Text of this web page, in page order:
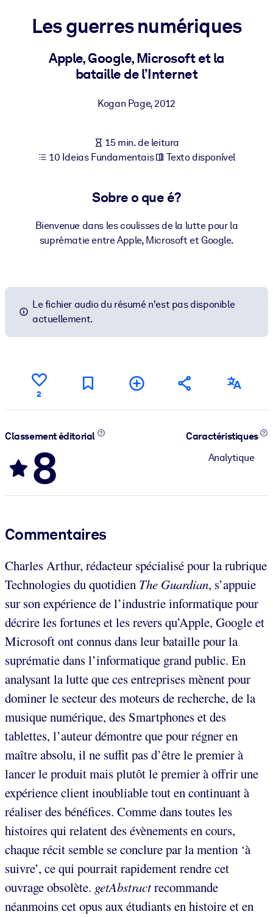
Para LMS/LXP
Leve conhecimento verificado e conciso para seu LMS/LXP para
Para bibliotecas corporativas
negócios confiável e pronto para uso.
estruturado para melhorar os resultados.
Les guerres numériques
Apple, Google, Microsoft et la
bataille de l’Internet
Kogan Page,2012
15 min. de leitura
10 Ideias Fundamentais
Texto disponível
Sobre o que é?
Bienvenue dans les coulisses de la lutte pour la
suprématie entre Apple, Microsoft et Google.
Le fichier audio du résumé n'est pas disponible
actuellement.
2
Classement éditorial
8
Caractéristiques
Analytique
Commentaires
Charles Arthur, rédacteur spécialisé pour la rubrique
Technologies du quotidien The Guardian, s’appuie
sur son expérience de l’industrie informatique pour
décrire les fortunes et les revers qu’Apple, Google et
Microsoft ont connus dans leur bataille pour la
suprématie dans l’informatique grand public. En
analysant la lutte que ces entreprises mènent pour
dominer le secteur des moteurs de recherche, de la
musique numérique, des Smartphones et des
tablettes, l’auteur démontre que pour régner en
maître absolu, il ne suffit pas d’être le premier à
lancer le produit mais plutôt le premier à offrir une
expérience client inoubliable tout en continuant à
réaliser des bénéfices. Comme dans toutes les
histoires qui relatent des évènements en cours,
chaque récit semble se conclure par la mention ‘à
suivre’, ce qui pourrait rapidement rendre cet
ouvrage obsolète. getAbstractrecommande
néanmoins cet opus aux étudiants en histoire et en